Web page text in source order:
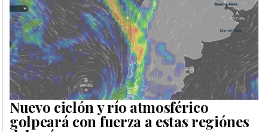
Nuevo ciclón y río atmosférico
golpeará con fuerza a estas regiónes